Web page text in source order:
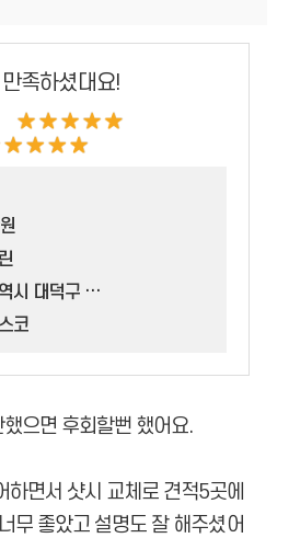
족하셨대요!
대전광역시 대덕구 신탄진동
코
으면 후회할뻔 했어요.
하면서 샷시 교체로 견적5곳에
무 좋았고 설명도 잘 해주셨어